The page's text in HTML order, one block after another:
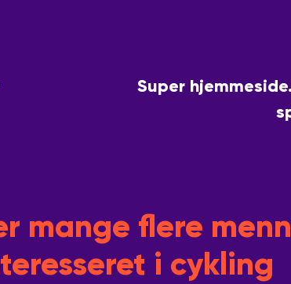
Super
mange flere
i cykling